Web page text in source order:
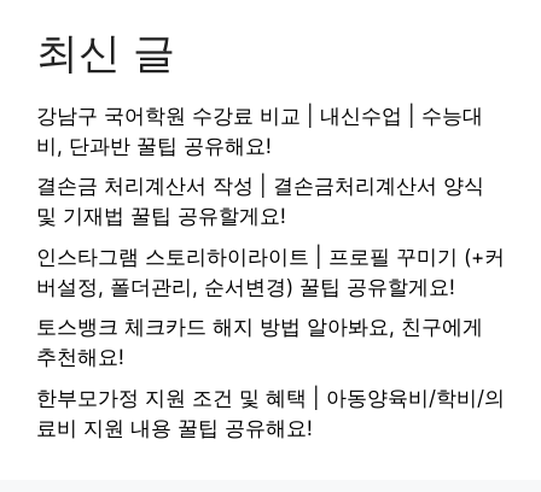
최신 글
강남구 국어학원 수강료 비교 | 내신수업 | 수능대
비, 단과반 꿀팁 공유해요!
결손금 처리계산서 작성 | 결손금처리계산서 양식
및 기재법 꿀팁 공유할게요!
인스타그램 스토리하이라이트 | 프로필 꾸미기 (+커
버설정, 폴더관리, 순서변경) 꿀팁 공유할게요!
토스뱅크 체크카드 해지 방법 알아봐요, 친구에게
추천해요!
한부모가정 지원 조건 및 혜택 | 아동양육비/학비/의
료비 지원 내용 꿀팁 공유해요!